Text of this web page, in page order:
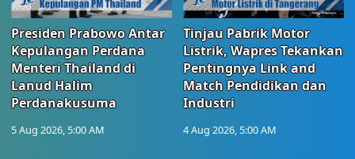
Presiden Prabowo Antar
Kepulangan Perdana
Menteri Thailand di
Lanud Halim
Perdanakusuma
5 Aug 2026, 5:00 AM
Tinjau Pabrik Motor
Listrik, Wapres Tekankan
Pentingnya Link and
Match Pendidikan dan
Industri
4 Aug 2026, 5:00 AM